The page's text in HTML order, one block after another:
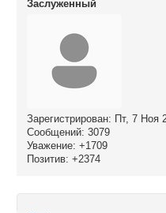
Заслуженный
Зарегистрирован: Пт, 7 Ноя
Сообщений: 3079
Уважение: +1709
Позитив: +2374